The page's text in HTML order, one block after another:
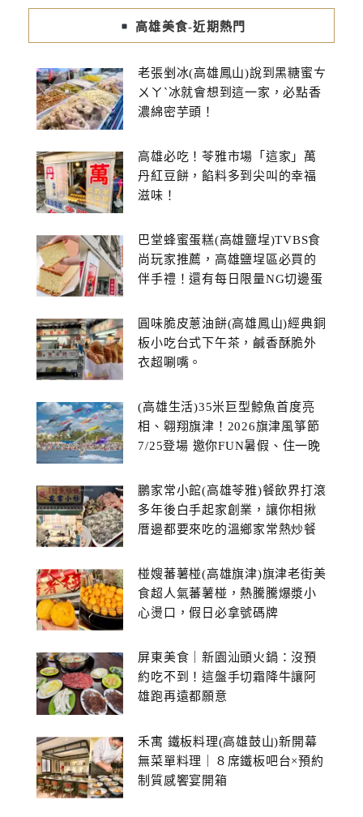
高雄美食-近期熱門
老張剉冰(高雄鳳山)說到黑糖蜜ㄘ
ㄨㄚˋ冰就會想到這一家，必點香
濃綿密芋頭！
高雄必吃！苓雅市場「這家」萬
丹紅豆餅，餡料多到尖叫的幸福
滋味！
巴堂蜂蜜蛋糕(高雄鹽埕)TVBS食
尚玩家推薦，高雄鹽埕區必買的
伴手禮！還有每日限量NG切邊蛋
圓味脆皮蔥油餅(高雄鳳山)經典銅
板小吃台式下午茶，鹹香酥脆外
衣超唰嘴。
(高雄生活)35米巨型鯨魚首度亮
相、翱翔旗津！2026旗津風箏節
7/25登場 邀你FUN暑假、住一晚
鵬家常小館(高雄苓雅)餐飲界打滾
多年後白手起家創業，讓你相揪
厝邊都要來吃的溫鄉家常熱炒餐
椪嫂蕃薯椪(高雄旗津)旗津老街美
食超人氣蕃薯椪，熱騰騰爆漿小
心燙口，假日必拿號碼牌
屏東美食｜新園汕頭火鍋：沒預
約吃不到！這盤手切霜降牛讓阿
雄跑再遠都願意
禾寓 鐵板料理(高雄鼓山)新開幕
無菜單料理｜８席鐵板吧台×預約
制質感饗宴開箱